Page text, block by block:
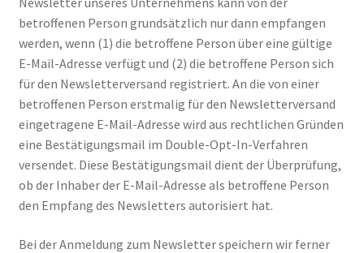
betroffenen Person grundsätzlich nur dann empfangen
werden, wenn (1) die betroffene Person über eine gültige
E-Mail-Adresse verfügt und (2) die betroffene Person sich
für den Newsletterversand registriert. An die von einer
betroffenen Person erstmalig für den Newsletterversand
eingetragene E-Mail-Adresse wird aus rechtlichen Gründen
eine Bestätigungsmail im Double-Opt-In-Verfahren
versendet. Diese Bestätigungsmail dient der Überprüfung,
ob der Inhaber der E-Mail-Adresse als betroffene Person
den Empfang des Newsletters autorisiert hat.
Bei der Anmeldung zum Newsletter speichern wir ferner